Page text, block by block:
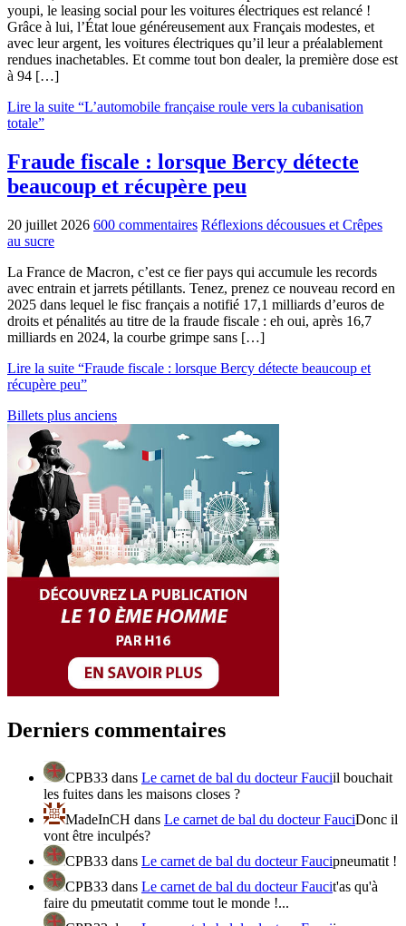
youpi, le leasing social pour les voitures électriques est relancé !
Grâce à lui, l’État loue généreusement aux Français modestes, et
avec leur argent, les voitures électriques qu’il leur a préalablement
rendues inachetables. Et comme tout bon dealer, la première dose est
à 94 […]
Lire la suite “L’automobile française roule vers la cubanisation
totale”
Fraude fiscale : lorsque Bercy détecte
beaucoup et récupère peu
20 juillet 2026 600 commentaires Réflexions décousues et Crêpes
au sucre
La France de Macron, c’est ce fier pays qui accumule les records
avec entrain et jarrets pétillants. Tenez, prenez ce nouveau record en
2025 dans lequel le fisc français a notifié 17,1 milliards d’euros de
droits et pénalités au titre de la fraude fiscale : eh oui, après 16,7
milliards en 2024, la courbe grimpe sans […]
Lire la suite “Fraude fiscale : lorsque Bercy détecte beaucoup et
récupère peu”
Billets plus anciens
Derniers commentaires
CPB33 dans Le carnet de bal du docteur Fauciil bouchait
les fuites dans les maisons closes ?
MadeInCH dans Le carnet de bal du docteur FauciDonc il
vont être inculpés?
CPB33 dans Le carnet de bal du docteur Faucipneumatit !
CPB33 dans Le carnet de bal du docteur Faucit'as qu'à
faire du pmeutatit comme tout le monde !...